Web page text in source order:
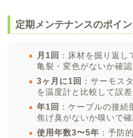
定期メンテナンスのポイン
月1回
：床材を掘り返し
亀裂・変色がないか確認
3ヶ月に1回
：サーモス
を温度計と比較して誤
年1回
：ケーブルの接続
焦げ臭がないか嗅いで
使用年数3〜5年 ：予防